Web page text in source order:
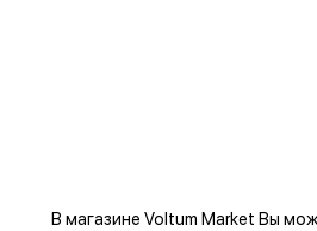
В магазине Voltum Market Вы